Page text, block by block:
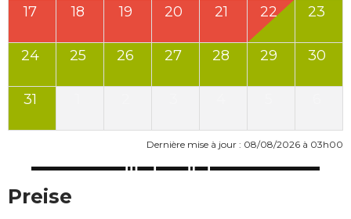
17 18 19 20 21 22 23
24 25 26 27 28 29 30
31
Dernière mise à jour : 08/08/2026 à 03h00
Preise